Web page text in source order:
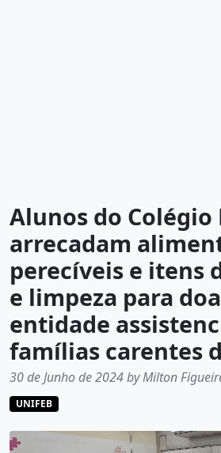
Alunos do Colégio
arrecadam
perecíveis e itens
e limpeza para
entidade
famílias carentes
30 de Junho de 2024 by Milton
UNIFEB